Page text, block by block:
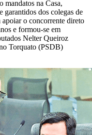
mandatos na Casa,
garantidos dos colegas de
apoiar o concorrente direto
e formou-se em
Nelter Queiroz
Torquato (PSDB)